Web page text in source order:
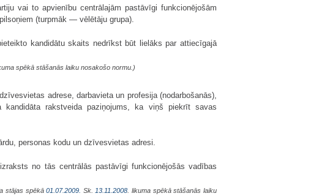
vai to apvienību centrālajām pastāvīgi funkcionējošām
(turpmāk — vēlētāju grupa).
kandidātu skaits nedrīkst būt lielāks par attiecīgajā
spēkā stāšanās laiku nosakošo normu.)
adrese, darbavieta un profesija (nodarbošanās),
kandidāta rakstveida paziņojums, ka viņš piekrīt savas
personas kodu un dzīvesvietas adresi.
no tās centrālās pastāvīgi funkcionējošās vadības
stājas spēkā01.07.2009. Sk. 13.11.2008 . likuma spēkā stāšanās laiku